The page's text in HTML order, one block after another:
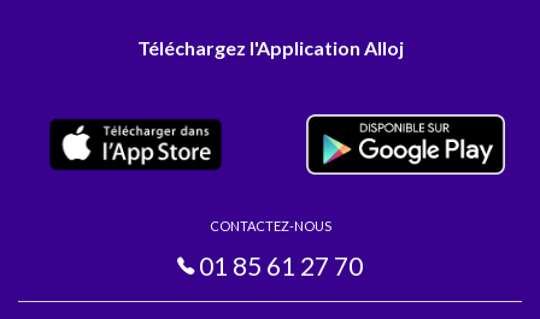
Téléchargez l'Application Alloj
CONTACTEZ-NOUS
01 85 61 27 70